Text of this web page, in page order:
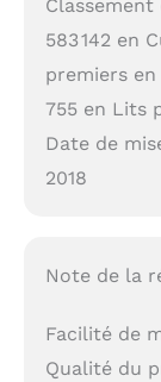
Classement
583 142 en
premiers
755 en Lits
Date de
2018
Note de la
Facilité de
Qualité du